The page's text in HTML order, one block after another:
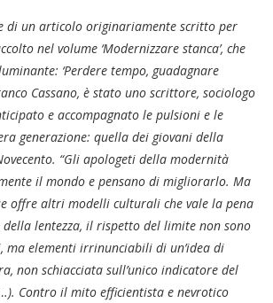
di un articolo originariamente scritto per
nel volume ‘Modernizzare stanca’, che
‘Perdere tempo, guadagnare
Cassano, è stato uno scrittore, sociologo
e accompagnato le pulsioni e le
generazione: quella dei giovani della
“Gli apologeti della modernità
il mondo e pensano di migliorarlo. Ma
offre altri modelli culturali che vale la pena
lentezza, il rispetto del limite non sono
ma elementi irrinunciabili di un’idea di
non schiacciata sull’unico indicatore del
Contro il mito efficientista e nevrotico